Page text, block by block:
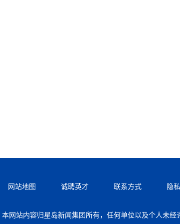
网站地图 诚聘英才 联系方式 隐
本网站内容归星岛新闻集团所有，任何单位以及个人未经